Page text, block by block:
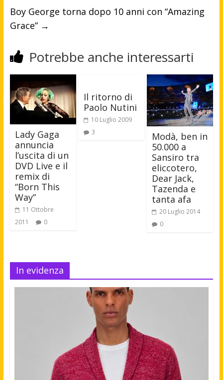
Boy George torna dopo 10 anni con “Amazing
Grace” →
Potrebbe anche interessarti
Lady Gaga
annuncia
l’uscita di un
DVD Live e il
remix di
“Born This
Way”
11 Ottobre
2011
0
Il ritorno di
Paolo Nutini
10 Luglio 2009
3
Modà, ben in
50.000 a
Sansiro tra
eliccotero,
Dear Jack,
Tazenda e
tanta afa
20 Luglio 2014
0
In evidenza